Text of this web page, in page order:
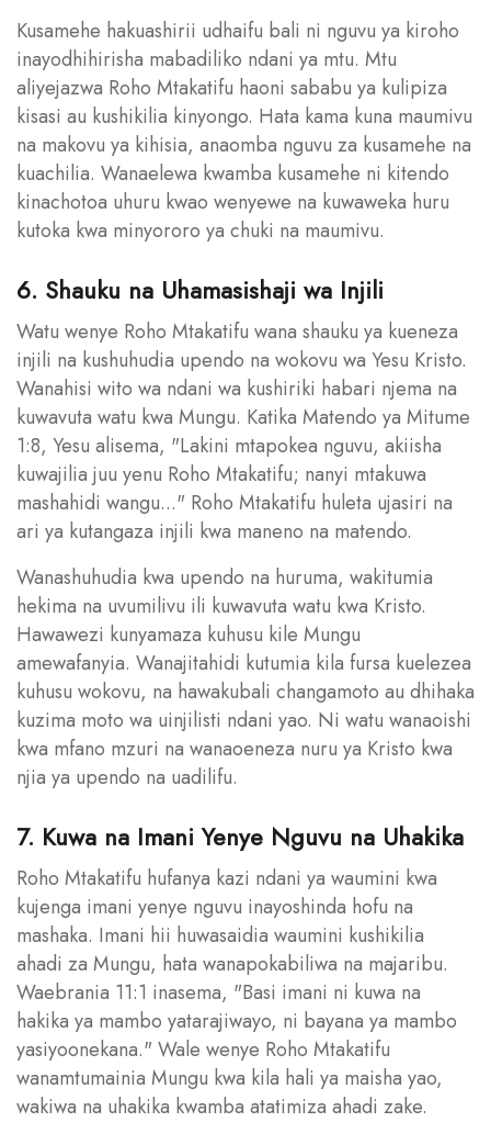
Kusamehe hakuashirii udhaifu bali ni nguvu ya kiroho
inayodhihirisha mabadiliko ndani ya mtu. Mtu
aliyejazwa Roho Mtakatifu haoni sababu ya kulipiza
kisasi au kushikilia kinyongo. Hata kama kuna maumivu
na makovu ya kihisia, anaomba nguvu za kusamehe na
kuachilia. Wanaelewa kwamba kusamehe ni kitendo
kinachotoa uhuru kwao wenyewe na kuwaweka huru
kutoka kwa minyororo ya chuki na maumivu.
6. Shauku na Uhamasishaji wa Injili
Watu wenye Roho Mtakatifu wana shauku ya kueneza
injili na kushuhudia upendo na wokovu wa Yesu Kristo.
Wanahisi wito wa ndani wa kushiriki habari njema na
kuwavuta watu kwa Mungu. Katika Matendo ya Mitume
1:8, Yesu alisema, "Lakini mtapokea nguvu, akiisha
kuwajilia juu yenu Roho Mtakatifu; nanyi mtakuwa
mashahidi wangu..." Roho Mtakatifu huleta ujasiri na
ari ya kutangaza injili kwa maneno na matendo.
Wanashuhudia kwa upendo na huruma, wakitumia
hekima na uvumilivu ili kuwavuta watu kwa Kristo.
Hawawezi kunyamaza kuhusu kile Mungu
amewafanyia. Wanajitahidi kutumia kila fursa kuelezea
kuhusu wokovu, na hawakubali changamoto au dhihaka
kuzima moto wa uinjilisti ndani yao. Ni watu wanaoishi
kwa mfano mzuri na wanaoeneza nuru ya Kristo kwa
njia ya upendo na uadilifu.
7. Kuwa na Imani Yenye Nguvu na Uhakika
Roho Mtakatifu hufanya kazi ndani ya waumini kwa
kujenga imani yenye nguvu inayoshinda hofu na
mashaka. Imani hii huwasaidia waumini kushikilia
ahadi za Mungu, hata wanapokabiliwa na majaribu.
Waebrania 11:1 inasema, "Basi imani ni kuwa na
hakika ya mambo yatarajiwayo, ni bayana ya mambo
yasiyoonekana." Wale wenye Roho Mtakatifu
wanamtumainia Mungu kwa kila hali ya maisha yao,
wakiwa na uhakika kwamba atatimiza ahadi zake.